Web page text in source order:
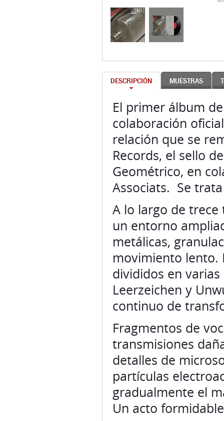
DESCRIPCIÓN MUESTRAS
El primer álbum
colaboración
relación que se
Records, el sello
Geométrico, en
Associats. Se
A lo largo de trece
un entorno
metálicas,
movimiento lento.
divididos en
Leerzeichen y
continuo de
Fragmentos de
transmisiones
detalles de
partículas
gradualmente el
Un acto